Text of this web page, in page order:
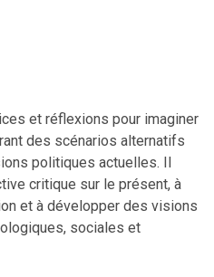
et réflexions pour imaginer
des scénarios alternatifs
politiques actuelles. Il
critique sur le présent, à
et à développer des visions
sociales et